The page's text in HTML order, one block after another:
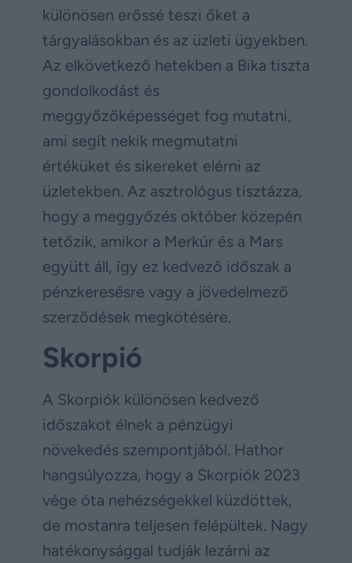
különösen erőssé teszi őket a
tárgyalásokban és az üzleti ügyekben.
Az elkövetkező hetekben a Bika tiszta
gondolkodást és
meggyőzőképességet fog mutatni,
ami segít nekik megmutatni
értéküket és sikereket elérni az
üzletekben. Az asztrológus tisztázza,
hogy a meggyőzés október közepén
tetőzik, amikor a Merkúr és a Mars
együtt áll, így ez kedvező időszak a
pénzkeresésre vagy a jövedelmező
szerződések megkötésére.
Skorpió
A Skorpiók különösen kedvező
időszakot élnek a pénzügyi
növekedés szempontjából. Hathor
hangsúlyozza, hogy a Skorpiók 2023
vége óta nehézségekkel küzdöttek,
de mostanra teljesen felépültek. Nagy
hatékonysággal tudják lezárni az